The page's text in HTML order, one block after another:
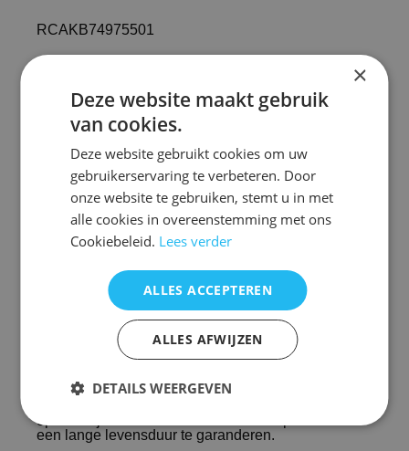
RCAKB74975501
Afstandsbediening Lg an-mr700 kopen
Deze afstandsbediening is een uitstekende keuze
voor iedereen die op zoek is naar een betrouwbare
en gebruiksvriendelijke oplossing voor hun LG
televisie. Met de mogelijkheid om eenvoudig te
koppelen via de meegeleverde USB-stick, biedt
ontwerp is speciaal afgestemd op LG-modellen,
waardoor je verzekerd bent van compatibiliteit en
functionaliteit.
Bij het gebruik van de Lg an-mr700
afstandsbediening is het belangrijk om de
gebruik kunt maken van alle functies. Zorg ervoor
op batterijen en andere onderhoudsaspecten om
een lange levensduur te garanderen.
×
Deze website maakt gebruik
van cookies.
Deze website gebruikt cookies om uw
gebruikerservaring te verbeteren. Door
onze website te gebruiken, stemt u in met
alle cookies in overeenstemming met ons
Cookiebeleid. Lees verder
ALLES ACCEPTEREN
ALLES AFWIJZEN
DETAILS WEERGEVEN